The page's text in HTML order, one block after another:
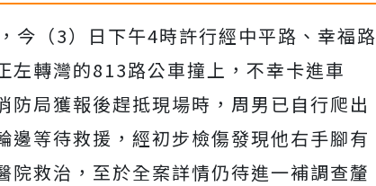
今（3）日下午4時許行經中平路、幸福路
左轉灣的813路公車撞上，不幸卡進車
防局獲報後趕抵現場時，周男已自行爬出
邊等待救援，經初步檢傷發現他右手腳有
院救治，至於全案詳情仍待進一補調查釐